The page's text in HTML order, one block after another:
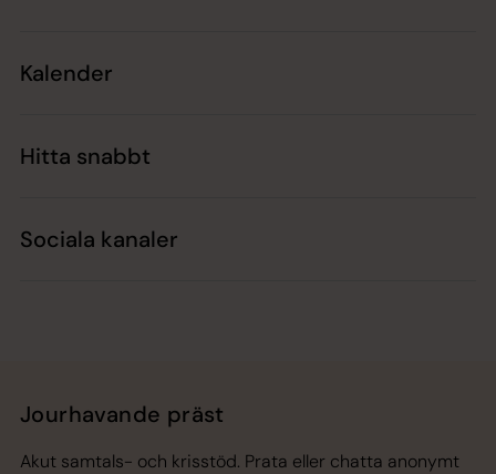
Kalender
Hitta snabbt
Sociala kanaler
Jourhavande präst
Akut samtals- och krisstöd. Prata eller chatta anonymt